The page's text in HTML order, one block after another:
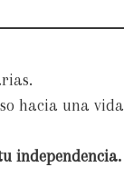
hacia una vida
independencia.